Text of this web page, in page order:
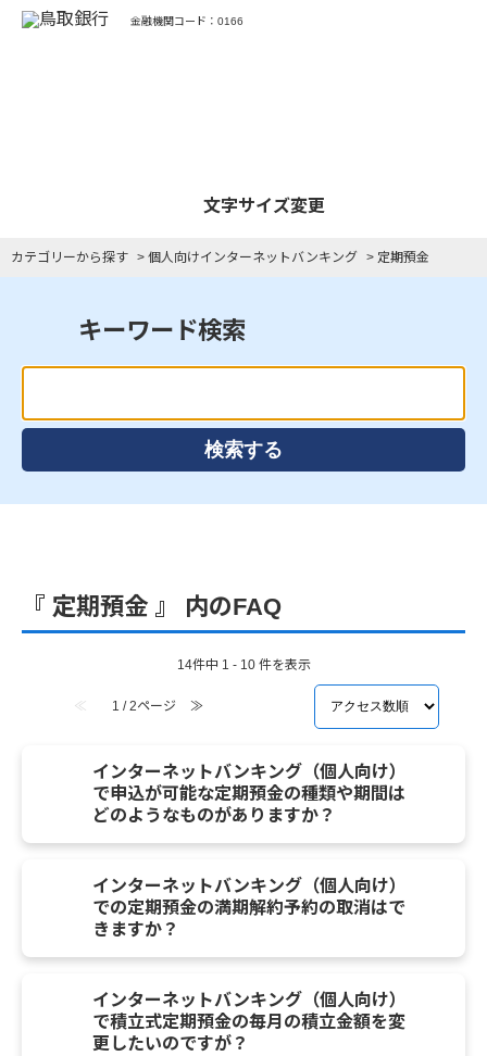
金融機関コード：0166
文字サイズ変更
カテゴリーから探す > 個人向けインターネットバンキング > 定期預金
キーワード検索
『 定期預金 』 内のFAQ
14件中 1 - 10 件を表示
≪ 1 / 2ページ ≫
インターネットバンキング（個人向け）
で申込が可能な定期預金の種類や期間は
どのようなものがありますか？
インターネットバンキング（個人向け）
での定期預金の満期解約予約の取消はで
きますか？
インターネットバンキング（個人向け）
で積立式定期預金の毎月の積立金額を変
更したいのですが？